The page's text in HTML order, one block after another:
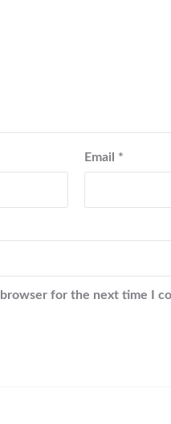
Email *
for the next time I